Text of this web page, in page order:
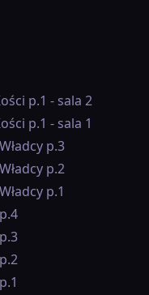
p.1 - sala 2
p.1 - sala 1
p.3
p.2
p.1